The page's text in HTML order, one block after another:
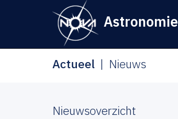
Astronomie
Actueel Nieuws
Nieuwsoverzicht